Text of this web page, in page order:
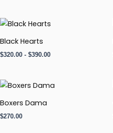
Black Hearts
$320.00 - $390.00
Rango
$320.00
Boxers Dama
$270.00